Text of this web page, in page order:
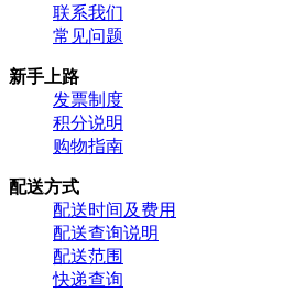
联系我们
常见问题
新手上路
发票制度
积分说明
购物指南
配送方式
配送时间及费用
配送查询说明
配送范围
快递查询